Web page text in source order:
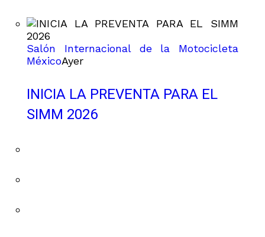
Salón Internacional de la Motocicleta
MéxicoAyer
INICIA LA PREVENTA PARA EL
SIMM 2026